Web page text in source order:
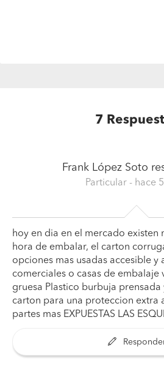
7
Frank López Soto
Particular - hace
hoy en dia en el mercado existen
hora de embalar, el carton
opciones mas usadas accesible y
comerciales o casas de embalaje
gruesa Plastico burbuja prensada
carton para una proteccion extra
partes mas EXPUESTAS LAS